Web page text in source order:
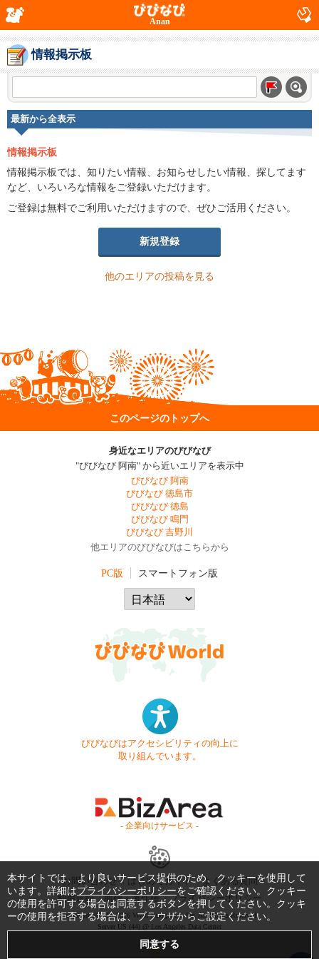
Anan
情報掲示板
最新から全表示
情報掲示板
情報掲示板では、知りたい情報、お知らせしたい情報、探してます
など、いろいろな情報をご登録いただけます。
ご登録は無料でご利用いただけますので、ぜひご活用ください。
新規登録
他のエリアの投稿を見る
このページのトップへ
身近なエリアのびびなび
"びびなび 阿南" から近いエリアを表示中
びびなび 阿南
びびなび 徳島市
びびなび 徳島
びびなび 鳴門
びびなび 吉野川
他エリアのびびなびはこちらから
PC版 スマートフォン版
びびなびはアクセシビリティの向上に
取り組んでいます。
- 企業向けサービス -
お問い合わせ はじめてガイド
よくある質問
利用規約
商標・著作権 プライバシーポリシー
Copyright © 1999-2026 Vivid Navigation, Inc. All Rights Reserved.
Server US (44) @ Los Angeles Data Center
本サイトでは、より良いサービス提供のため、クッキーを使用して
います。詳細はプライバシーポリシーをご確認ください。クッキー
の使用を許可する場合は同意するボタンを押してください。クッキ
ーの使用を拒否する場合は、ブラウザからご設定ください。